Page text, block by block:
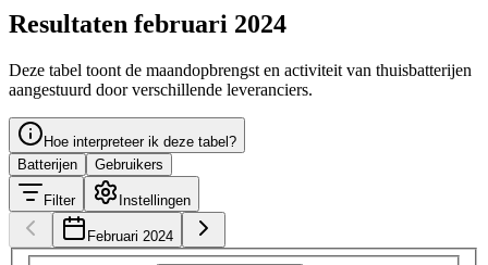
Resultaten februari 2024
Deze tabel toont de maandopbrengst en activiteit van thuisbatterijen
aangestuurd door verschillende leveranciers.
Hoe interpreteer ik deze tabel?
Batterijen
Gebruikers
Filter Instellingen
Februari 2024